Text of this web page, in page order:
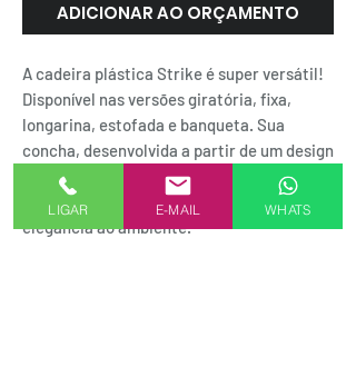
ADICIONAR AO ORÇAMENTO
A cadeira plástica Strike é super versátil!
Disponível nas versões giratória, fixa,
longarina, estofada e banqueta. Sua
concha, desenvolvida a partir de um design
moderno, permite a adaptação aos
diversos modelos e garante conforto e
elegância ao ambiente.
LIGAR E-MAIL WHATS